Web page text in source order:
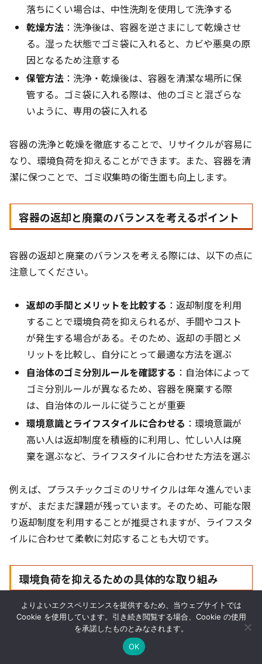
落ちにくい場合は、中性洗剤を使用して洗浄する
乾燥方法 ：洗浄後は、容器を逆さまにして乾燥させ
る。湿った状態でゴミ袋に入れると、カビや悪臭の原
因となるため注意する
保管方法 ：洗浄・乾燥後は、容器を清潔な場所に保
管する。ゴミ袋に入れる際は、他のゴミと混ざらな
いように、専用の袋に入れる
容器の洗浄と乾燥を徹底することで、リサイクルが容易に
なり、環境負荷を抑えることができます。また、容器を清
潔に保つことで、ゴミ収集時の衛生面も向上します。
容器の返却と廃棄のバランスを考えるポイント
容器の返却と廃棄のバランスを考える際には、以下の点に
注意してください。
返却の手間とメリットを比較する ：返却制度を利用
することで環境負荷を抑えられるが、手間やコスト
が発生する場合がある。そのため、返却の手間とメ
リットを比較し、自分にとって最適な方法を選ぶ
自治体のゴミ分別ルールを確認する ：自治体によって
ゴミ分別ルールが異なるため、容器を廃棄する際
は、自治体のルールに従うことが重要
環境意識とライフスタイルに合わせる ：環境意識が
高い人は返却制度を積極的に利用し、忙しい人は廃
棄を選ぶなど、ライフスタイルに合わせた方法を選ぶ
例えば、プラスチックゴミのリサイクルは年々進んでいま
すが、まだまだ課題が残っています。そのため、可能な限
り返却制度を利用することが推奨されますが、ライフスタ
イルに合わせて柔軟に対応することも大切です。
環境負荷を抑えるための具体的な取り組み
宅配弁当の容器処分において、環境負荷を抑えるための具
体的な取り組みを以下にまとめました。
食材宅配
よりよいエクスペリエンスを提供するため、当ウェブサイトでは
Cookie を使用しています。引き続き閲覧する場合、Cookie の使用
を承諾したものとみなされます。
OK